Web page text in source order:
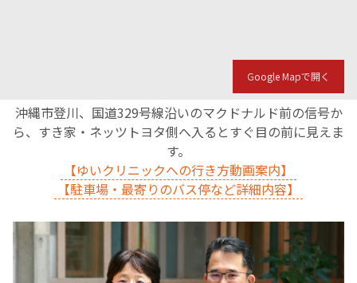
Google Mapで開く
沖縄市登川、国道329号線沿いのマクドナルド前の信号か
ら、すき家・ネッツトヨタ側へ入るとすぐ目の前に見えま
す。
【ゆいクリニックへの行き方動画案内】
【駐車場・最寄りのバス停など詳細内容】